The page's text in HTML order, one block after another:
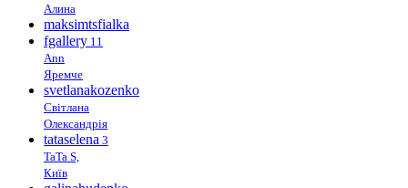
Алина
maksimtsfialka
fgallery 11
Ann
Яремче
svetlanakozenko
Світлана
Олександрія
tataselena 3
TaTa S,
Київ